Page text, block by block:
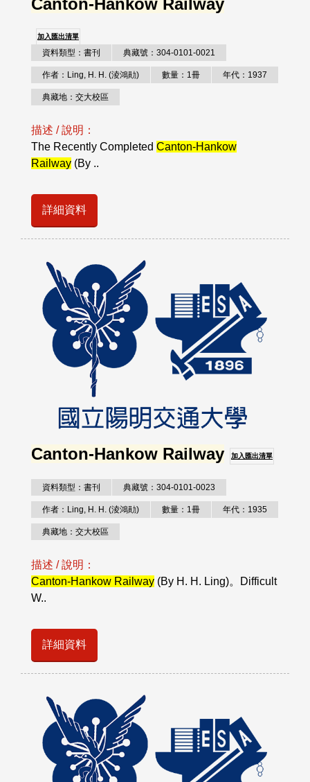
加入匯出清單
資料類型：書刊 典藏號：304-0101-0021
作者：Ling, H. H. (淩鴻勛) 數量：1冊 年代：1937
典藏地：交大校區
描述 / 說明：
The Recently Completed Canton-Hankow
Railway (By ..
詳細資料
Canton-Hankow Railway 加入匯出清單
資料類型：書刊 典藏號：304-0101-0023
作者：Ling, H. H. (淩鴻勛) 數量：1冊 年代：1935
典藏地：交大校區
描述 / 說明：
Canton-Hankow Railway (By H. H. Ling)。Difficult
W..
詳細資料